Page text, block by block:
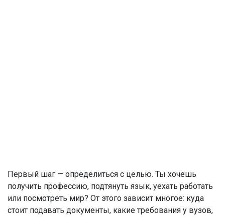
Первый шаг — определиться с целью. Ты хочешь
получить профессию, подтянуть язык, уехать работать
или посмотреть мир? От этого зависит многое: куда
стоит подавать документы, какие требования у вузов,